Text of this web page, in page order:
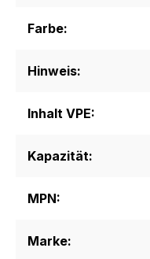
Farbe:
Hinweis:
Inhalt VPE:
Kapazität:
MPN:
Marke: